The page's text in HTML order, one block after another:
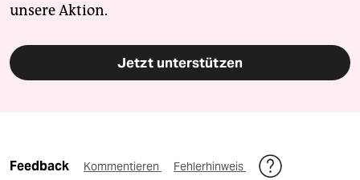
unsere Aktion.
Jetzt unterstützen
Feedback Kommentieren Fehlerhinweis